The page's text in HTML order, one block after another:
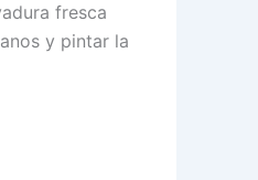
fresca
y pintar la